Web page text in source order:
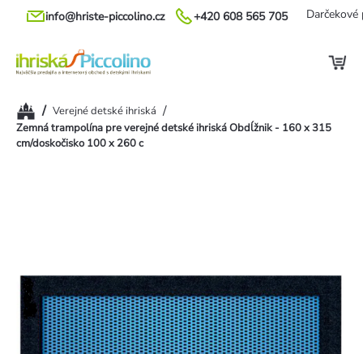
Prejsť
+420 608 565 705
info@hriste-piccolino.cz Darčekové
Domov
/ Verejné detské ihriská /
Zemná trampolína pre verejné detské ihriská Obdĺžnik - 160 x 315
cm/doskočisko 100 x 260 c